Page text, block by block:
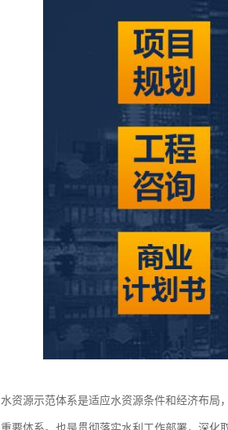
水资源示范体系是适应水资源条件和经济布局